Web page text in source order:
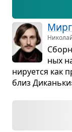
ных
ни­ру­ется как
близ